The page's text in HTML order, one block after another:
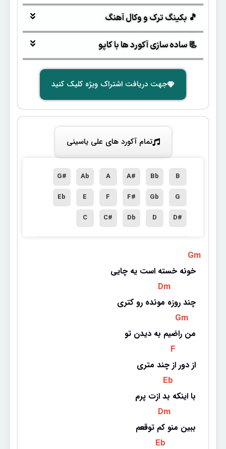
🎵 بکینگ ترک و وکال آهنگ
📃 ساده سازی آکورد ها با کاپو
جهت دریافت اشتراک ویژه کلیک کنید
تمام آکورد های علی یاسینی
B
Bb
A#
A
Ab
G#
G
Gb
F#
F
E
Eb
D#
D
Db
C#
C
Gm
خونه خسته است یه چایی
Dm
چند روزه مونده رو کتری
Gm
من راضیم به دیدن تو
F
از دور از چند متری
Eb
با اینکه بد ازت پرم
Dm
ببین منو کم توقعم
Eb